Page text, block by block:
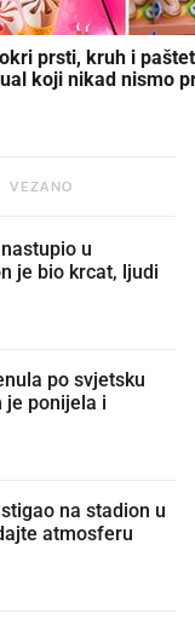
prsti, kruh i
koji nikad nismo
VEZANO
je bio krcat, ljudi
po svjetsku
je ponijela i
atmosferu